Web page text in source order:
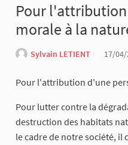
Pour
morale à la
Sylvain LETIENT 17/
Pour l'attribution d'une
Pour lutter contre la
destruction des habitats
le cadre de notre société, il